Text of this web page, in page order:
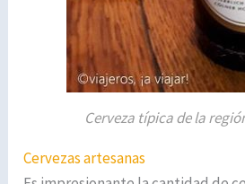
Cerveza típica de la
Cervezas artesanas